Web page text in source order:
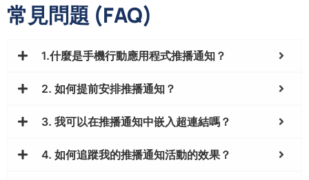
常見問題 (FAQ)
1.什麼是手機行動應用程式推播通知？
2. 如何提前安排推播通知？
3. 我可以在推播通知中嵌入超連結嗎？
4. 如何追蹤我的推播通知活動的效果？